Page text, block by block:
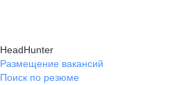
HeadHunter
Размещение вакансий
Поиск по резюме